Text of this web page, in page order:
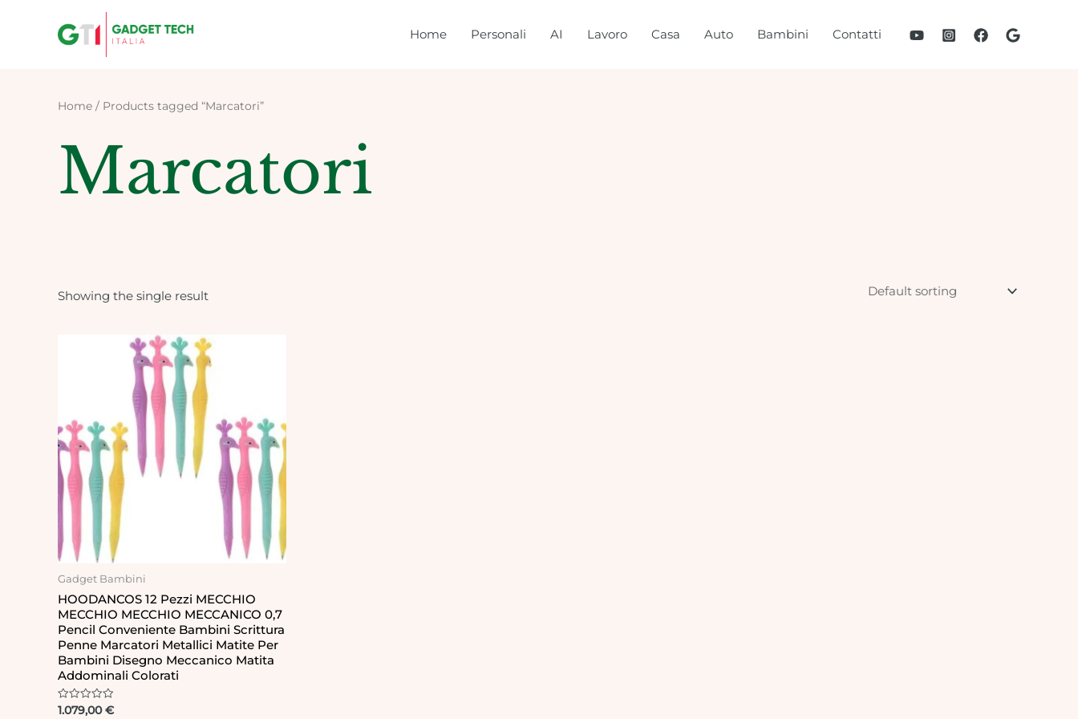
Home Personali AI Lavoro Casa Auto Bambini Contatti
Home / Products tagged “Marcatori”
Marcatori
Showing the single result
Gadget Bambini
HOODANCOS 12 Pezzi MECCHIO
MECCHIO MECCHIO MECCANICO 0,7
Pencil Conveniente Bambini Scrittura
Penne Marcatori Metallici Matite Per
Bambini Disegno Meccanico Matita
Addominali Colorati
Rated
1.079,00€